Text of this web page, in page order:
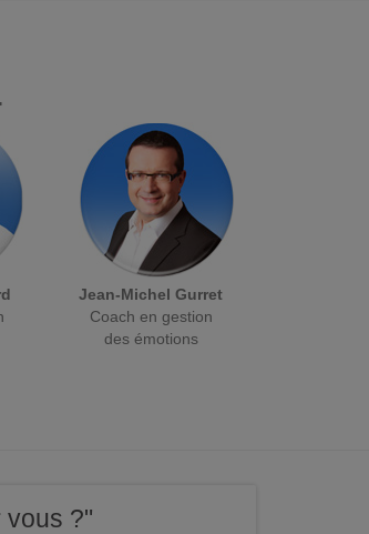
Jean-Michel Gurret
Coach en gestion
des émotions
vous ?"